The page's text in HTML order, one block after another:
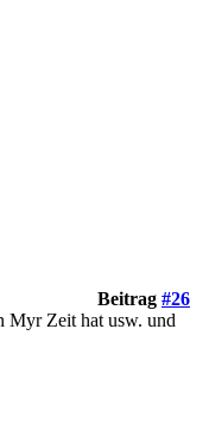
Beitrag #26
Myr Zeit hat usw. und